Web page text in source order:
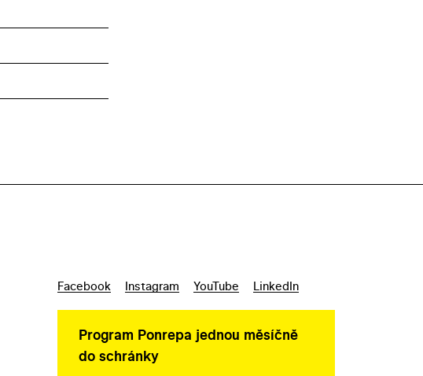
Facebook Instagram YouTube LinkedIn
Program Ponrepa jednou měsíčně
do schránky